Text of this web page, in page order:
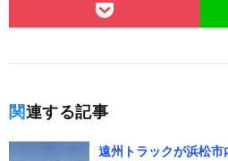
関連する記事
遠州トラックが浜松